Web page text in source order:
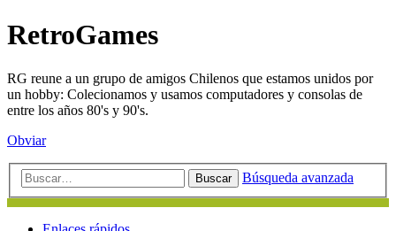
RetroGames
RG reune a un grupo de amigos Chilenos que estamos unidos por
un hobby: Colecionamos y usamos computadores y consolas de
entre los años 80's y 90's.
Obviar
Buscar Búsqueda avanzada